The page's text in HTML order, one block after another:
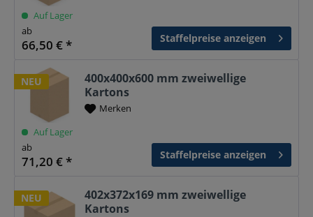
Auf Lager
ab
66,50 € * Staffelpreise anzeigen
NEU
400x400x600 mm zweiwellige
Kartons
Merken
Auf Lager
ab
71,20 € * Staffelpreise anzeigen
NEU
402x372x169 mm zweiwellige
Kartons